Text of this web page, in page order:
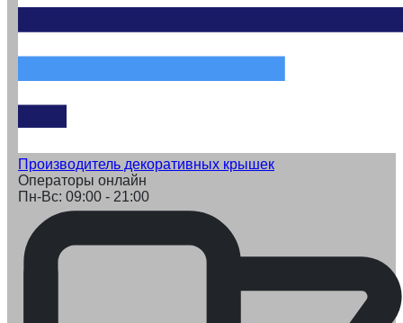
Производитель декоративных крышек
Операторы онлайн
Пн-Вс: 09:00 - 21:00